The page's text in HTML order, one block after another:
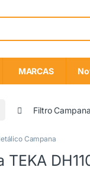
MARCAS
Filtro
Campana
TEKA